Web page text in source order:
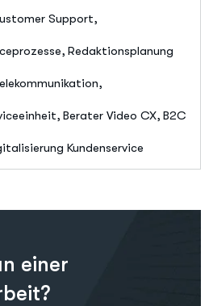
Support,
Redaktionsplanung
Berater Video CX, B2C
Kundenservice
einer